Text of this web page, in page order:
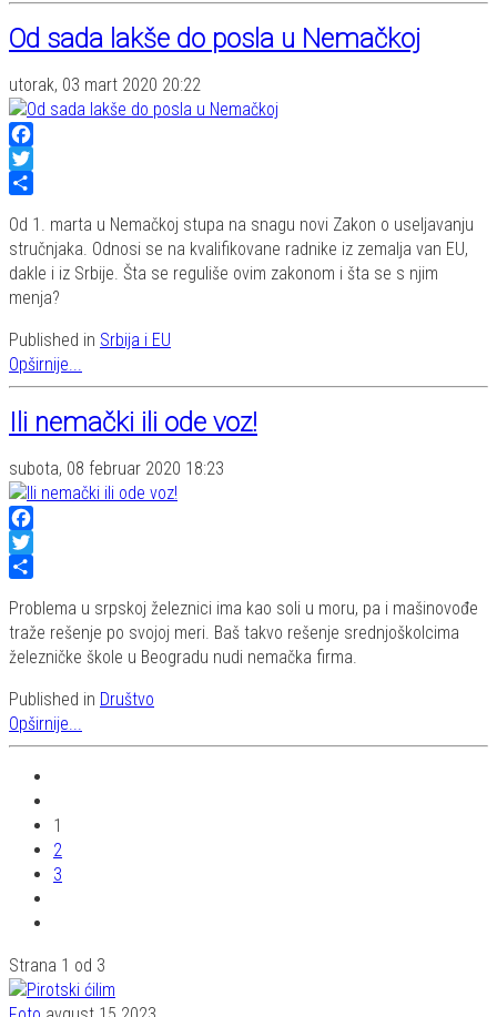
Od sada lakše do posla u Nemačkoj
utorak, 03 mart 2020 20:22
Facebook
Twitter
Od 1. marta u Nemačkoj stupa na snagu novi Zakon o useljavanju
stručnjaka. Odnosi se na kvalifikovane radnike iz zemalja van EU,
dakle i iz Srbije. Šta se reguliše ovim zakonom i šta se s njim
menja?
Published in Srbija i EU
Opširnije...
Ili nemački ili ode voz!
subota, 08 februar 2020 18:23
Facebook
Twitter
Problema u srpskoj železnici ima kao soli u moru, pa i mašinovođe
traže rešenje po svojoj meri. Baš takvo rešenje srednjoškolcima
železničke škole u Beogradu nudi nemačka firma.
Published in Društvo
Opširnije...
1
2
3
Strana 1 od 3